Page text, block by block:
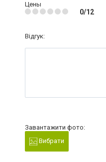
Цены
0/12
Відгук:
Завантажити фото:
Вибрати